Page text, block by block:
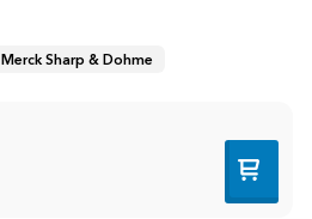
Merck Sharp & Dohme